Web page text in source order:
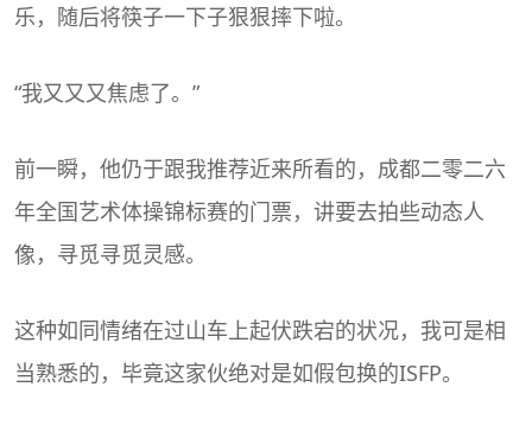
乐，随后将筷子一下子狠狠摔下啦。
“我又又又焦虑了。”
前一瞬，他仍于跟我推荐近来所看的，成都二零二六
年全国艺术体操锦标赛的门票，讲要去拍些动态人
像，寻觅寻觅灵感。
这种如同情绪在过山车上起伏跌宕的状况，我可是相
当熟悉的，毕竟这家伙绝对是如假包换的ISFP。